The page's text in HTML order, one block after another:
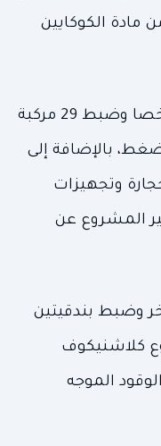
كيلوغرام من مادة الكوكايين
من جهة أخرى تم توقيف 299 شخصا وضبط 29 مركبة
و159 مطرقة ضغط، بالإضافة إلى
وتجهيزات
المشروع عن
12 شخصا آخر وضبط بندقيتين
لتر من الوقود الموجه